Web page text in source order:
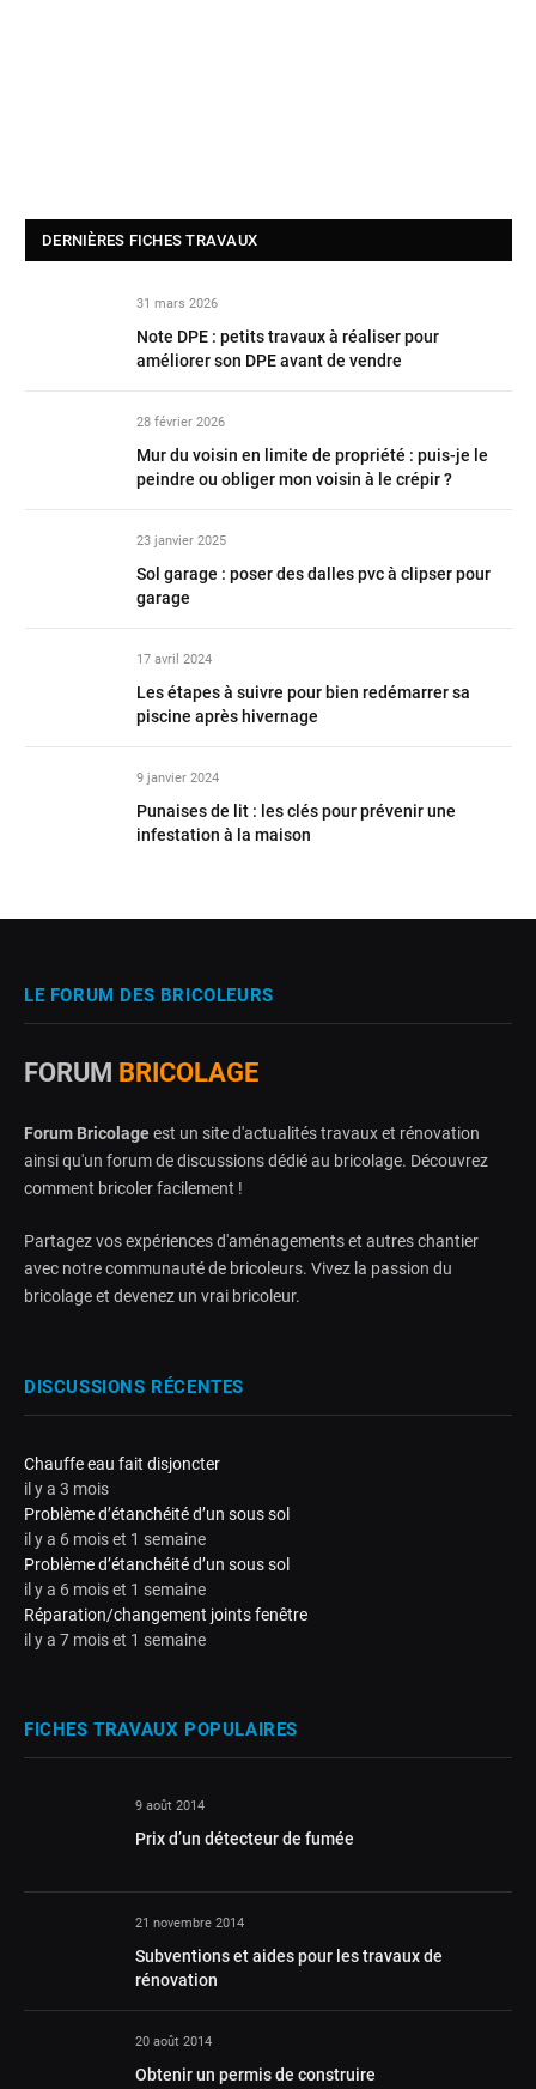
DERNIÈRES FICHES TRAVAUX
31 mars 2026
Note DPE : petits travaux à réaliser pour
améliorer son DPE avant de vendre
28 février 2026
Mur du voisin en limite de propriété : puis-je le
peindre ou obliger mon voisin à le crépir ?
23 janvier 2025
Sol garage : poser des dalles pvc à clipser pour
garage
17 avril 2024
Les étapes à suivre pour bien redémarrer sa
piscine après hivernage
9 janvier 2024
Punaises de lit : les clés pour prévenir une
infestation à la maison
LE FORUM DES BRICOLEURS
FORUM BRICOLAGE
Forum Bricolageest un site d'actualités travaux et rénovation
ainsi qu'un forum de discussions dédié au bricolage. Découvrez
comment bricoler facilement !
Partagez vos expériences d'aménagements et autres chantier
avec notre communauté de bricoleurs. Vivez la passion du
bricolage et devenez un vrai bricoleur.
DISCUSSIONS RÉCENTES
Chauffe eau fait disjoncter
il y a 3 mois
Problème d’étanchéité d’un sous sol
il y a 6 mois et 1 semaine
Problème d’étanchéité d’un sous sol
il y a 6 mois et 1 semaine
Réparation/changement joints fenêtre
il y a 7 mois et 1 semaine
FICHES TRAVAUX POPULAIRES
9 août 2014
Prix d’un détecteur de fumée
21 novembre 2014
Subventions et aides pour les travaux de
rénovation
20 août 2014
Obtenir un permis de construire